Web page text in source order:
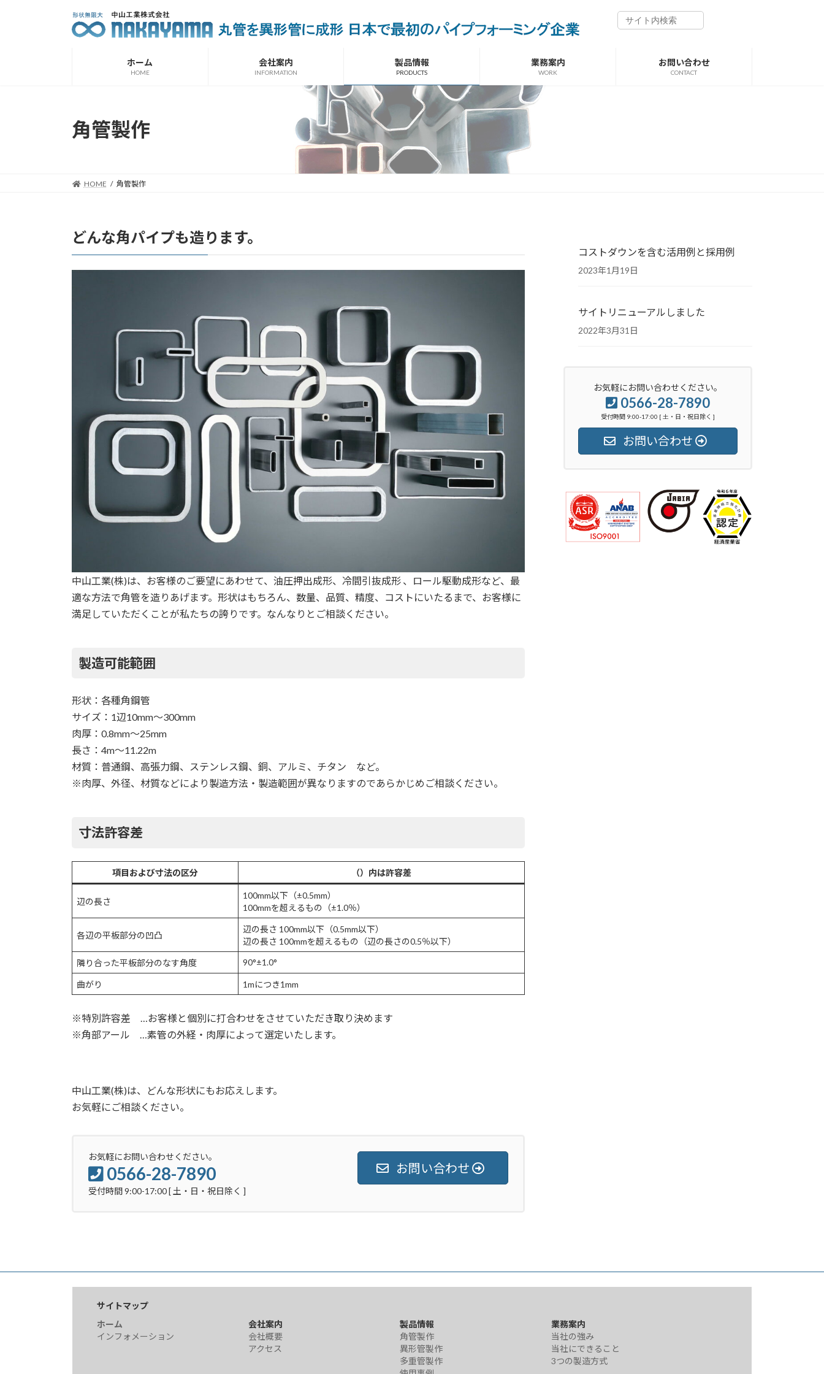
ホーム
HOME
会社案内
INFORMATION
製品情報
PRODUCTS
業務案内
WORK
お問い合わせ
CONTACT
角管製作
HOME 角管製作
どんな角パイプも造ります。
中山工業(株)は、お客様のご要望にあわせて、油圧押出成形、冷間引抜成形 、ロール駆動成形など、最
適な方法で角管を造りあげます。形状はもちろん、数量、品質、精度、コストにいたるまで、お客様に
満足していただくことが私たちの誇りです。なんなりとご相談ください。
製造可能範囲
形状：各種角鋼管
サイズ：1辺10mm～300mm
肉厚：0.8mm〜25mm
長さ：4m～11.22m
材質：普通鋼、高張力鋼、ステンレス鋼、銅、アルミ、チタン など。
※肉厚、外径、材質などにより製造方法・製造範囲が異なりますのであらかじめご相談ください。
寸法許容差
項目および寸法の区分 （）内は許容差
辺の長さ
100mm以下（±0.5mm）
100mmを超えるもの（±1.0％）
各辺の平板部分の凹凸
辺の長さ 100mm以下（0.5mm以下）
辺の長さ 100mmを超えるもの（辺の長さの0.5％以下）
隣り合った平板部分のなす角度 90°±1.0°
曲がり 1mにつき1mm
※特別許容差 …お客様と個別に打合わせをさせていただき取り決めます
※角部アール …素管の外経・肉厚によって選定いたします。
中山工業(株)は、どんな形状にもお応えします。
お気軽にご相談ください。
お気軽にお問い合わせください。
0566-28-7890
受付時間 9:00-17:00 [ 土・日・祝日除く ]
お問い合わせ
コストダウンを含む活用例と採用例
2023年1月19日
サイトリニューアルしました
2022年3月31日
お気軽にお問い合わせください。
0566-28-7890
受付時間 9:00-17:00 [ 土・日・祝日除く ]
お問い合わせ
サイトマップ
ホーム
インフォメーション
会社案内
会社概要
アクセス
製品情報
角管製作
異形管製作
多重管製作
業務案内
当社の強み
当社にできること
3つの製造方式